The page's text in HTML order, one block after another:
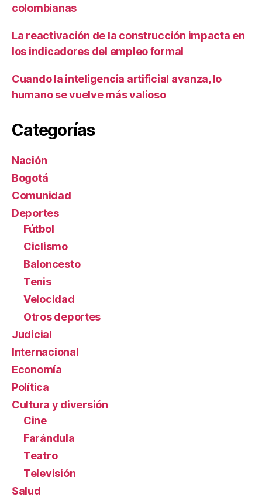
colombianas
La reactivación de la construcción impacta en
los indicadores del empleo formal
Cuando la inteligencia artificial avanza, lo
humano se vuelve más valioso
Categorías
Nación
Bogotá
Comunidad
Deportes
Fútbol
Ciclismo
Baloncesto
Tenis
Velocidad
Otros deportes
Judicial
Internacional
Economía
Política
Cultura y diversión
Cine
Farándula
Teatro
Televisión
Salud